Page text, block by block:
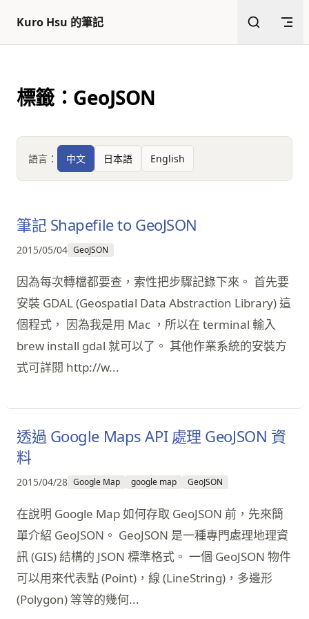
跳至內容
Kuro Hsu 的筆記
返回頂部
標籤：GeoJSON
語言： 中文 日本語 English
筆記 Shapefile to GeoJSON
2015/05/04 GeoJSON
因為每次轉檔都要查，索性把步驟記錄下來。 首先要
安裝 GDAL (Geospatial Data Abstraction Library) 這
個程式， 因為我是用 Mac ，所以在 terminal 輸入
brew install gdal 就可以了。 其他作業系統的安裝方
式可詳閱 http://w...
透過 Google Maps API 處理 GeoJSON 資
料
2015/04/28 Google Map google map GeoJSON
在說明 Google Map 如何存取 GeoJSON 前，先來簡
單介紹 GeoJSON。 GeoJSON 是一種專門處理地理資
訊 (GIS) 結構的 JSON 標準格式。 一個 GeoJSON 物件
可以用來代表點 (Point)，線 (LineString)，多邊形
(Polygon) 等等的幾何...